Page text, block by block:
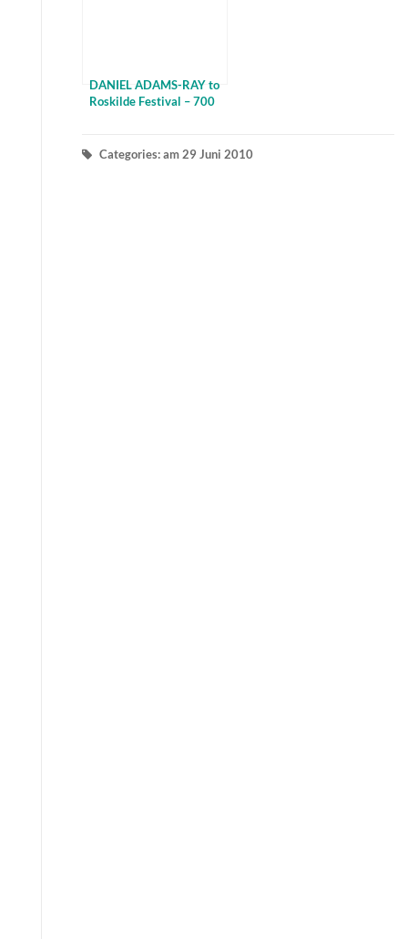
DANIEL ADAMS-RAY to
Roskilde Festival – 700
Categories: am 29 Juni 2010